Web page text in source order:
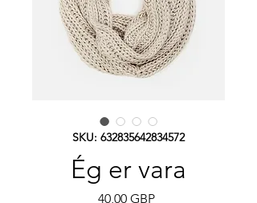
SKU: 632835642834572
Ég er vara
40,00 GBPPrice